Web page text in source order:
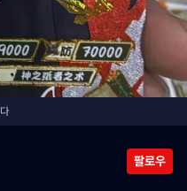
팔로우